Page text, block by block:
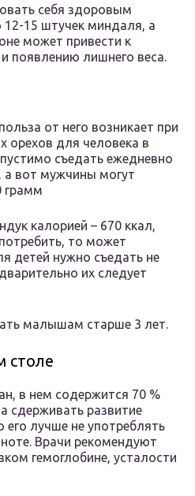
себя здоровым
12-15 штучек миндаля, а
может привести к
появлению лишнего веса.
от него возникает при
орехов для человека в
съедать ежедневно
а вот мужчины могут
грамм
калорией – 670 ккал,
то может
детей нужно съедать не
их следует
малышам старше 3 лет.
столе
в нем содержится 70 %
сдерживать развитие
его лучше не употреблять
Врачи рекомендуют
гемоглобине, усталости